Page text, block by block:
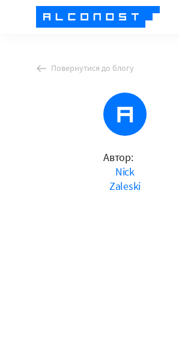
Повернутися до блогу
Автор:
Nick
Zaleski